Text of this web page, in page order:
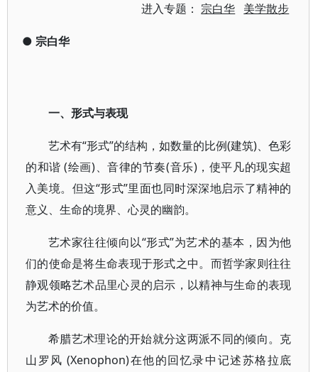
进入专题：宗白华 美学散步
● 宗白华
一、形式与表现
艺术有“形式”的结构，如数量的比例(建筑)、色彩
的和谐 (绘画)、音律的节奏(音乐)，使平凡的现实超
入美境。但这“形式”里面也同时深深地启示了精神的
意义、生命的境界、心灵的幽韵。
艺术家往往倾向以“形式”为艺术的基本，因为他
们的使命是将生命表现于形式之中。而哲学家则往往
静观领略艺术品里心灵的启示，以精神与生命的表现
为艺术的价值。
希腊艺术理论的开始就分这两派不同的倾向。克
山罗风 (Xenophon)在他的回忆录中记述苏格拉底